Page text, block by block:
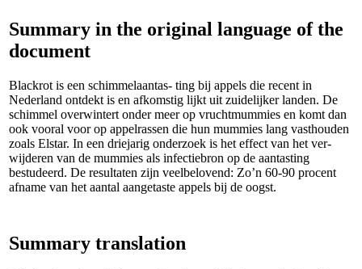
Summary in the original language of the
document
Blackrot is een schimmelaantas- ting bij appels die recent in
Nederland ontdekt is en afkomstig lijkt uit zuidelijker landen. De
schimmel overwintert onder meer op vruchtmummies en komt dan
ook vooral voor op appelrassen die hun mummies lang vasthouden
zoals Elstar. In een driejarig onderzoek is het effect van het ver-
wijderen van de mummies als infectiebron op de aantasting
bestudeerd. De resultaten zijn veelbelovend: Zo’n 60-90 procent
afname van het aantal aangetaste appels bij de oogst.
Summary translation